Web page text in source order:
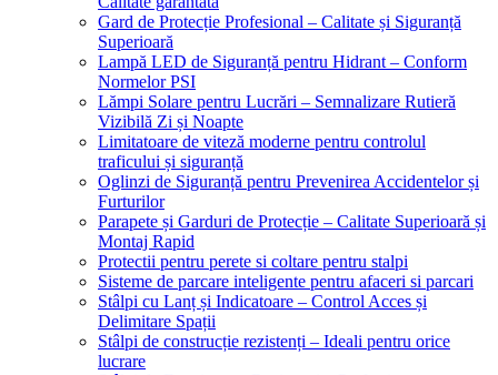
Gard de Protecție Profesional – Calitate și Siguranță
Superioară
Lampă LED de Siguranță pentru Hidrant – Conform
Normelor PSI
Lămpi Solare pentru Lucrări – Semnalizare Rutieră
Vizibilă Zi și Noapte
Limitatoare de viteză moderne pentru controlul
traficului și siguranță
Oglinzi de Siguranță pentru Prevenirea Accidentelor și
Furturilor
Parapete și Garduri de Protecție – Calitate Superioară și
Montaj Rapid
Protectii pentru perete si coltare pentru stalpi
Sisteme de parcare inteligente pentru afaceri si parcari
Stâlpi cu Lanț și Indicatoare – Control Acces și
Delimitare Spații
Stâlpi de construcție rezistenți – Ideali pentru orice
lucrare